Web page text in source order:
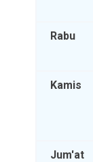
Rabu
Kamis
Jum'at